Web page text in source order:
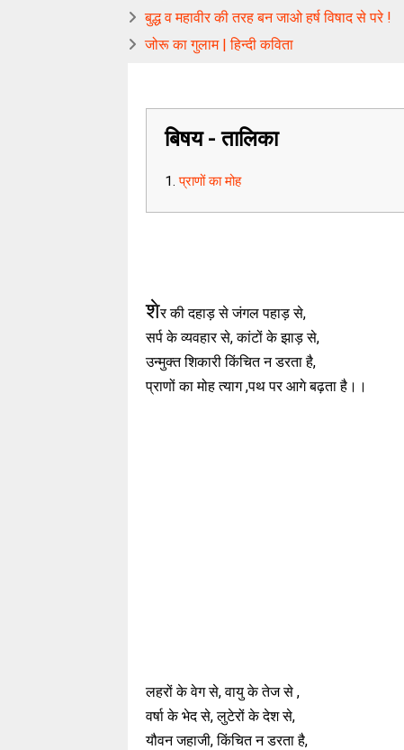
बुद्ध व महावीर की तरह बन जाओ हर्ष विषाद से परे !
जोरू का गुलाम | हिन्दी कविता
बिषय - तालिका
प्राणों का मोह
शेर की दहाड़ से जंगल पहाड़ से,
सर्प के व्यवहार से, कांटों के झाड़ से,
उन्मुक्त शिकारी किंचित न डरता है,
प्राणों का मोह त्याग ,पथ पर आगे बढ़ता है।।
लहरों के वेग से, वायु के तेज से ,
वर्षा के भेद से, लुटेरों के देश से,
यौवन जहाजी, किंचित न डरता है,